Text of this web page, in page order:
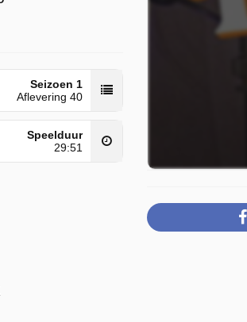
Seizoen 1
Aflevering 40
Speelduur
29:51